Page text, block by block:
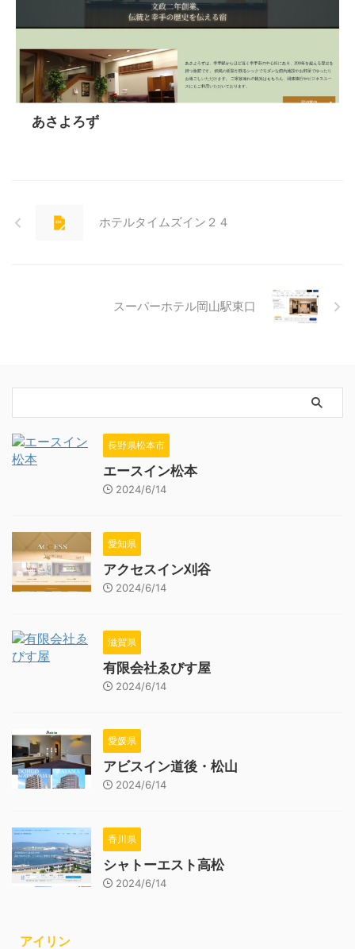
あさよろず
ホテルタイムズイン２４
スーパーホテル岡山駅東口
長野県松本市
エースイン松本
2024/6/14
愛知県
アクセスイン刈谷
2024/6/14
滋賀県
有限会社ゑびす屋
2024/6/14
愛媛県
アビスイン道後・松山
2024/6/14
香川県
シャトーエスト高松
2024/6/14
アイリン